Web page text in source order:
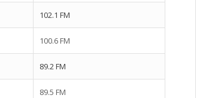
102.1 FM
100.6 FM
89.2 FM
89.5 FM